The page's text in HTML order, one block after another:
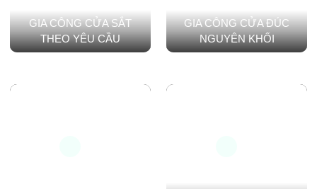
GIA CÔNG CỬA SẮT
THEO YÊU CẦU
GIA CÔNG CỬA ĐÚC
NGUYÊN KHỐI